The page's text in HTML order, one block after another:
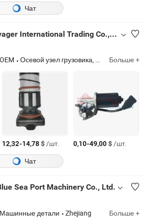
Чат
Shandong Steel Voyager International Trading Co., Ltd.
OEM Осевой узел грузовика, двигатель грузовика, шасси грузовика, детали грузовика, детали кабины грузовика, детали трансмиссии грузовика, детали коробки передач грузовика, детали тормозной системы грузовика, топливный фильтр, масляный фильтр Больше +
12,32-14,78$/шт. 0,10-49,00$/шт.
Чат
Sea Port Machinery Co., Ltd.
Машинные детали Zhejiang Больше +